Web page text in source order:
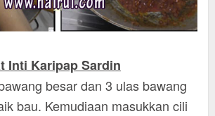
Inti Karipap Sardin
besar dan 3 ulas bawang
bau. Kemudiaan masukkan cili